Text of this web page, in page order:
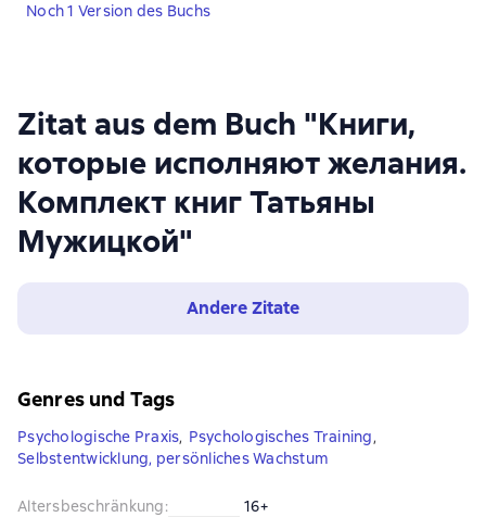
Zitat aus dem Buch "Книги,
которые исполняют желания.
Комплект книг Татьяны
Мужицкой"
Andere Zitate
Noch 1 Version des Buchs
Genres und Tags
Psychologische Praxis, Psychologisches Training,
Selbstentwicklung, persönliches Wachstum
Altersbeschränkung:
16+